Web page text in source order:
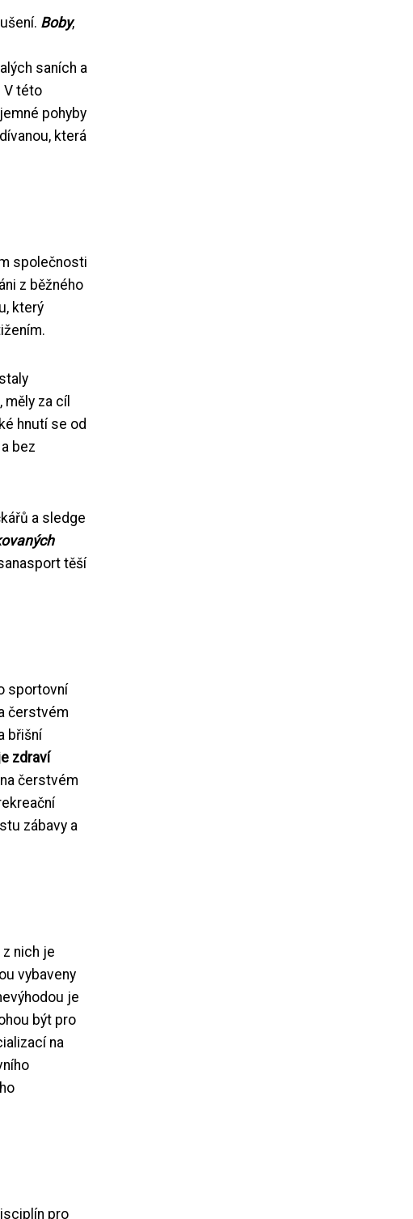
Boby,
saních a
V této
pohyby
která
společnosti
z běžného
který
za cíl
hnutí se od
bez
a sledge
těší
sportovní
čerstvém
břišní
zdraví
čerstvém
zábavy a
nich je
vybaveny
je
být pro
na
pro